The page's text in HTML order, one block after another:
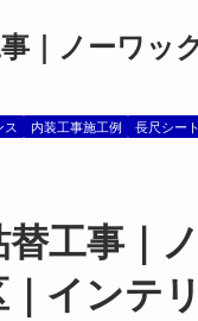
｜ノーワッ
内装工事施工例 長尺シー
工事｜
インテ